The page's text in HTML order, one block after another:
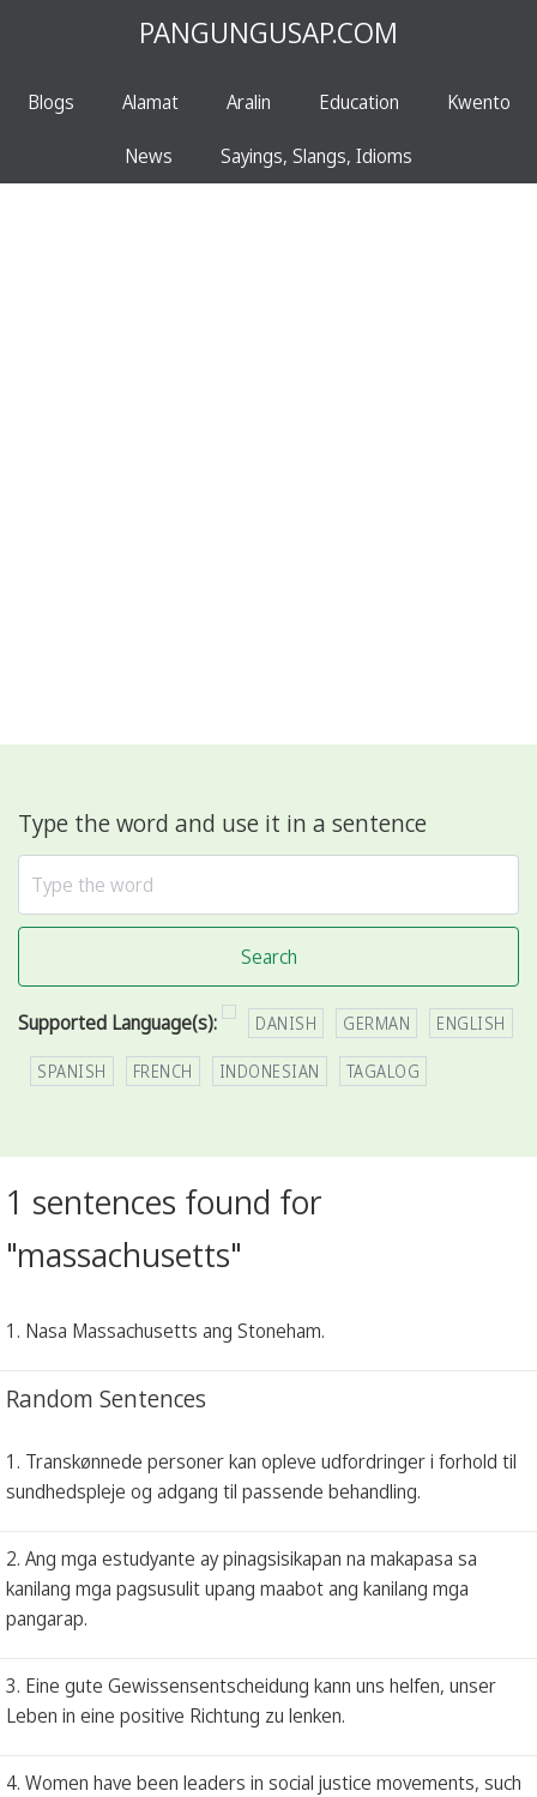
PANGUNGUSAP.COM
Blogs Alamat Aralin Education Kwento
News Sayings, Slangs, Idioms
Type the word and use it in a sentence
Search
Supported Language(s): DANISH GERMAN ENGLISH
SPANISH FRENCH INDONESIAN TAGALOG
1 sentences found for
"massachusetts"
1. Nasa Massachusetts ang Stoneham.
Random Sentences
1. Transkønnede personer kan opleve udfordringer i forhold til
sundhedspleje og adgang til passende behandling.
2. Ang mga estudyante ay pinagsisikapan na makapasa sa
kanilang mga pagsusulit upang maabot ang kanilang mga
pangarap.
3. Eine gute Gewissensentscheidung kann uns helfen, unser
Leben in eine positive Richtung zu lenken.
4. Women have been leaders in social justice movements, such